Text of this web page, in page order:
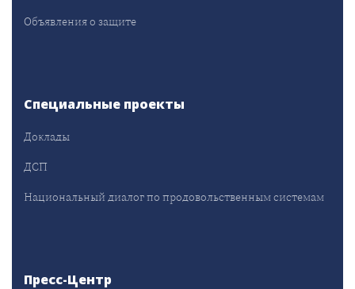
Объявления о защите
Специальные проекты
Доклады
ДСП
Национальный диалог по продовольственным системам
Пресс-Центр